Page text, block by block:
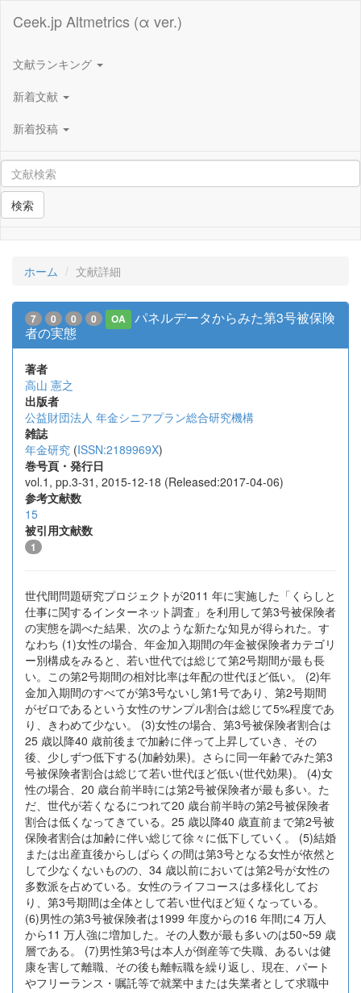
Ceek.jp Altmetrics (α ver.)
文献ランキング
新着文献
新着投稿
検索
ホーム 文献詳細
7 0 0 0 OA
パネルデータからみた第3号被保険
者の実態
著者
高山 憲之
出版者
公益財団法人 年金シニアプラン総合研究機構
雑誌
年金研究 (ISSN:2189969X)
巻号頁・発行日
vol.1, pp.3-31, 2015-12-18 (Released:2017-04-06)
参考文献数
15
被引用文献数
1
世代間問題研究プロジェクトが2011 年に実施した「くらしと
仕事に関するインターネット調査」を利用して第3号被保険者
の実態を調べた結果、次のような新たな知見が得られた。す
なわち (1)女性の場合、年金加入期間の年金被保険者カテゴリ
ー別構成をみると、若い世代では総じて第2号期間が最も長
い。この第2号期間の相対比率は年配の世代ほど低い。 (2)年
金加入期間のすべてが第3号ないし第1号であり、第2号期間
がゼロであるという女性のサンプル割合は総じて5%程度であ
り、きわめて少ない。 (3)女性の場合、第3号被保険者割合は
25 歳以降40 歳前後まで加齢に伴って上昇していき、その
後、少しずつ低下する(加齢効果)。さらに同一年齢でみた第3
号被保険者割合は総じて若い世代ほど低い(世代効果)。 (4)女
性の場合、20 歳台前半時には第2号被保険者が最も多い。た
だ、世代が若くなるにつれて20 歳台前半時の第2号被保険者
割合は低くなってきている。25 歳以降40 歳直前まで第2号被
保険者割合は加齢に伴い総じて徐々に低下していく。 (5)結婚
または出産直後からしばらくの間は第3号となる女性が依然と
して少なくないものの、34 歳以前においては第2号が女性の
多数派を占めている。女性のライフコースは多様化してお
り、第3号期間は全体として若い世代ほど短くなっている。
(6)男性の第3号被保険者は1999 年度からの16 年間に4 万人
から11 万人強に増加した。その人数が最も多いのは50~59 歳
層である。 (7)男性第3号は本人が倒産等で失職、あるいは健
康を害して離職、その後も離転職を繰り返し、現在、パート
やフリーランス・嘱託等で就業中または失業者として求職中